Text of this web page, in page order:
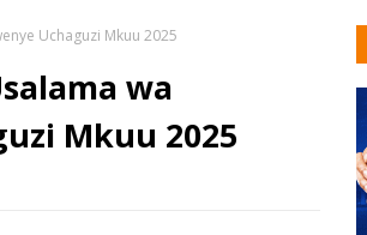
Uchaguzi Mkuu 2025
wa
Mkuu 2025